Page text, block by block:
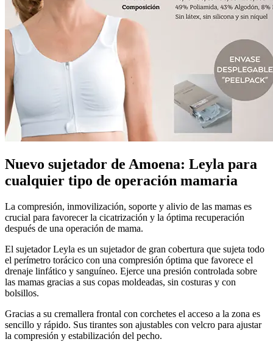
Nuevo sujetador de Amoena: Leyla para
cualquier tipo de operación mamaria
La compresión, inmovilización, soporte y alivio de las mamas es
crucial para favorecer la cicatrización y la óptima recuperación
después de una operación de mama.
El sujetador Leyla es un sujetador de gran cobertura que sujeta todo
el perímetro torácico con una compresión óptima que favorece el
drenaje linfático y sanguíneo. Ejerce una presión controlada sobre
las mamas gracias a sus copas moldeadas, sin costuras y con
bolsillos.
Gracias a su cremallera frontal con corchetes el acceso a la zona es
sencillo y rápido. Sus tirantes son ajustables con velcro para ajustar
la compresión y estabilización del pecho.